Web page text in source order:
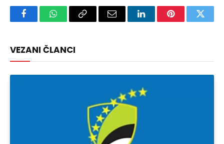
FacebookWhatsAppCopy
Email LinkedInPinterest
VEZANI ČLANCI